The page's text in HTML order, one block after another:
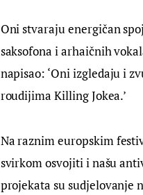
Oni stvaraju energičan
saksofona i arhaičnih
napisao: ‘Oni izgledaju i
roudijima Killing Jokea.’
Na raznim europskim
svirkom osvojiti i našu
projekata su sudjelovanje